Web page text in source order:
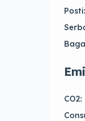
Posti:
CO2: